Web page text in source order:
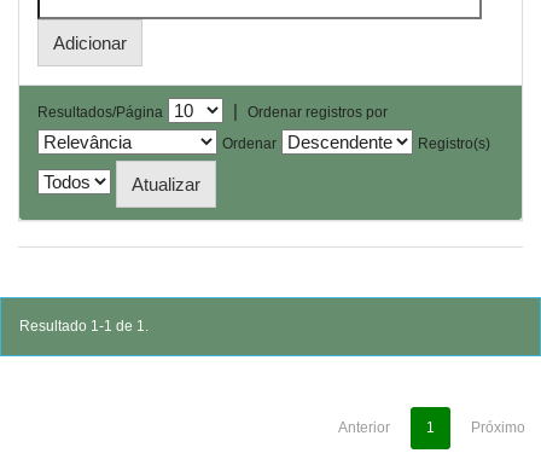
Resultados/Página |
Ordenar registros por
Ordenar
Registro(s)
Resultado 1-1 de 1.
Anterior 1 Próximo